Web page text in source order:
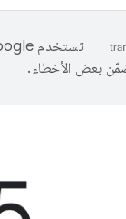
بعض الأخطاء.